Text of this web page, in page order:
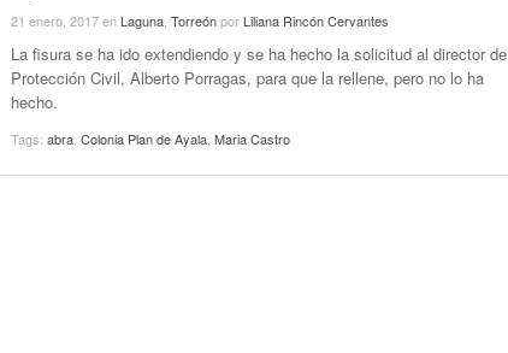
Faltan Vocaciones, Pero No Hay Crisis De Fe:
horas -
21 enero, 2017en Laguna Torreónpor Liliana Rincón Cervantes
La fisura se ha ido extendiendo y se ha hecho la solicitud al director de
Protección Civil, Alberto Porragas, para que la rellene, pero no lo ha
hecho.
Tags: abra Colonia Plan de Ayala Maria Castro